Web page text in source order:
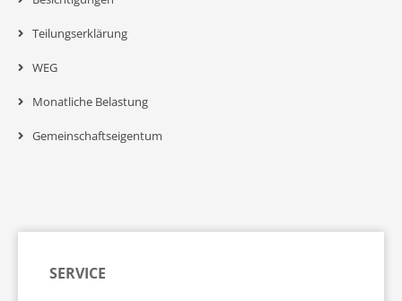
Teilungserklärung
WEG
Monatliche Belastung
Gemeinschaftseigentum
SERVICE